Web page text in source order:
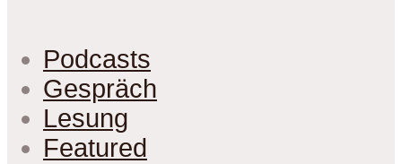
Podcasts
Gespräch
Lesung
Featured